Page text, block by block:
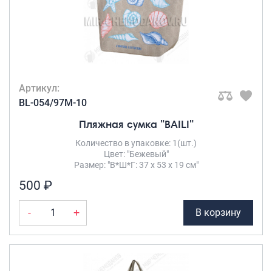
Артикул:
BL-054/97M-10
Пляжная сумка "BAILI"
Количество в упаковке: 1(шт.)
Цвет: "Бежевый"
Размер: "В*Ш*Г: 37 х 53 х 19 см"
500 ₽
- + В корзину